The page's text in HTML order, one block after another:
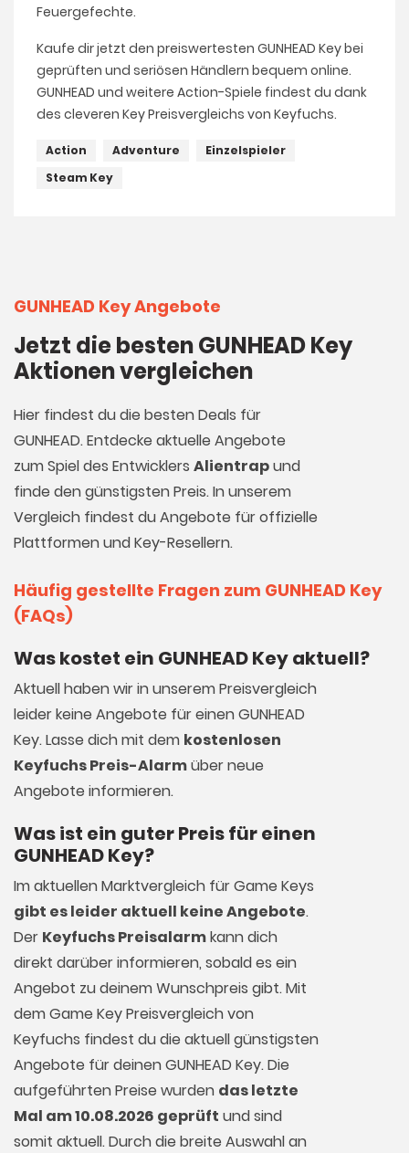
Feuergefechte.
Kaufe dir jetzt den preiswertesten GUNHEAD Key bei
geprüften und seriösen Händlern bequem online.
GUNHEAD und weitere Action-Spiele findest du dank
des cleveren Key Preisvergleichs von Keyfuchs.
Action Adventure
Einzelspieler
Steam Key
GUNHEAD Key Angebote
Jetzt die besten GUNHEAD Key
Aktionen vergleichen
Hier findest du die besten Deals für
GUNHEAD. Entdecke aktuelle Angebote
zum Spiel des Entwicklers Alientrapund
finde den günstigsten Preis. In unserem
Vergleich findest du Angebote für offizielle
Plattformen und Key-Resellern.
Häufig gestellte Fragen zum GUNHEAD Key
(FAQs)
Was kostet ein GUNHEAD Key aktuell?
Aktuell haben wir in unserem Preisvergleich
leider keine Angebote für einen GUNHEAD
Key. Lasse dich mit dem kostenlosen
Keyfuchs Preis-Alarmüber neue
Angebote informieren.
Was ist ein guter Preis für einen
GUNHEAD Key?
Im aktuellen Marktvergleich fürGame Keys
gibt es leider aktuell keine Angebote.
Der Keyfuchs Preisalarmkann dich
direkt darüber informieren, sobald es ein
Angebot zu deinem Wunschpreis gibt. Mit
dem Game Key Preisvergleich von
Keyfuchs findest du die aktuell günstigsten
Angebote für deinen GUNHEAD Key. Die
aufgeführten Preise wurden das letzte
Mal am 10.08.2026 geprüft und sind
somit aktuell. Durch die breite Auswahl an